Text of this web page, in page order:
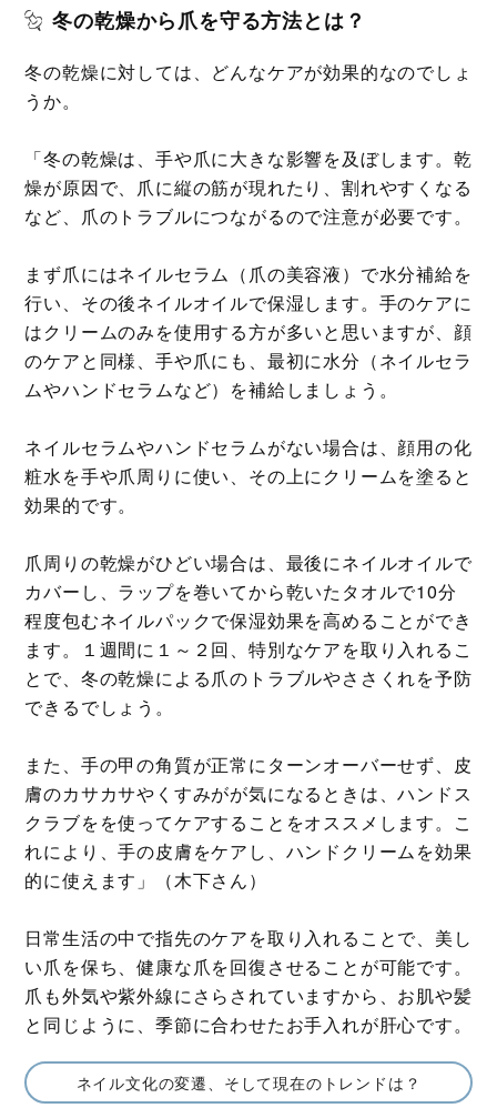
冬の乾燥から爪を守る方法とは？
冬の乾燥に対しては、どんなケアが効果的なのでしょ
うか。
「冬の乾燥は、手や爪に大きな影響を及ぼします。乾
燥が原因で、爪に縦の筋が現れたり、割れやすくなる
など、爪のトラブルにつながるので注意が必要です。
まず爪にはネイルセラム（爪の美容液）で水分補給を
行い、その後ネイルオイルで保湿します。手のケアに
はクリームのみを使用する方が多いと思いますが、顔
のケアと同様、手や爪にも、最初に水分（ネイルセラ
ムやハンドセラムなど）を補給しましょう。
ネイルセラムやハンドセラムがない場合は、顔用の化
粧水を手や爪周りに使い、その上にクリームを塗ると
効果的です。
爪周りの乾燥がひどい場合は、最後にネイルオイルで
カバーし、ラップを巻いてから乾いたタオルで10分
程度包むネイルパックで保湿効果を高めることができ
ます。１週間に１～２回、特別なケアを取り入れるこ
とで、冬の乾燥による爪のトラブルやささくれを予防
できるでしょう。
また、手の甲の角質が正常にターンオーバーせず、皮
膚のカサカサやくすみがが気になるときは、ハンドス
クラブをを使ってケアすることをオススメします。こ
れにより、手の皮膚をケアし、ハンドクリームを効果
的に使えます」（木下さん）
日常生活の中で指先のケアを取り入れることで、美し
い爪を保ち、健康な爪を回復させることが可能です。
爪も外気や紫外線にさらされていますから、お肌や髪
と同じように、季節に合わせたお手入れが肝心です。
ネイル文化の変遷、そして現在のトレンドは？